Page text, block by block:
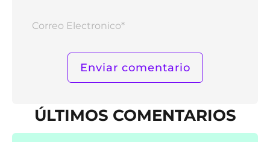
ÚLTIMOS COMENTARIOS